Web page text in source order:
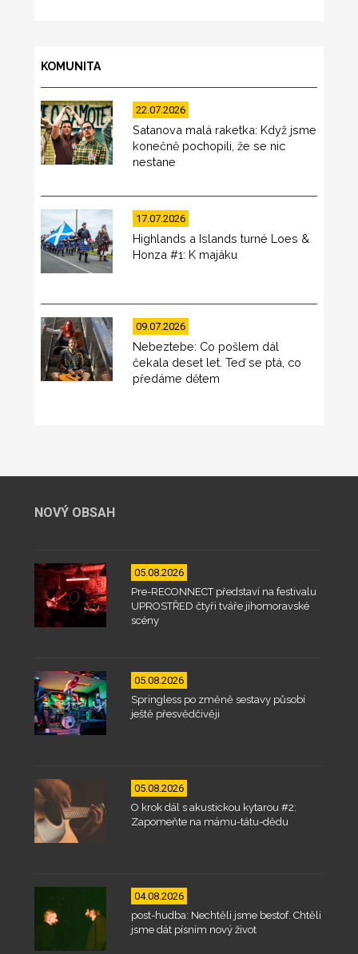
KOMUNITA
22.07.2026
Satanova malá raketka: Když jsme
konečně pochopili, že se nic
nestane
17.07.2026
Highlands a Islands turné Loes &
Honza #1: K majáku
09.07.2026
Nebeztebe: Co pošlem dál
čekala deset let. Teď se ptá, co
předáme dětem
NOVÝ OBSAH
05.08.2026
Pre-RECONNECT představí na festivalu
UPROSTŘED čtyři tváře jihomoravské
scény
05.08.2026
Springless po změně sestavy působí
ještě přesvědčivěji
05.08.2026
O krok dál s akustickou kytarou #2:
Zapomeňte na mámu-tátu-dědu
04.08.2026
post-hudba: Nechtěli jsme bestof. Chtěli
jsme dát písním nový život